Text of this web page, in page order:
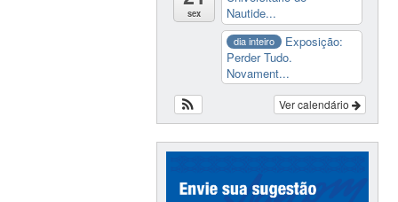
sex
Nautide...
dia inteiro
Exposição:
Perder Tudo.
Novament...
Ver calendário